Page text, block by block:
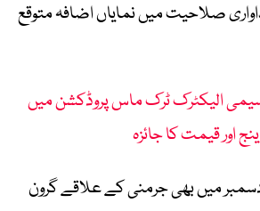
صلاحیت میں نمایاں اضافہ متوقع
الیکٹرک ٹرک ماس پروڈکشن میں
اور قیمت کا جائزہ
میں بھی جرمنی کے علاقے گرون